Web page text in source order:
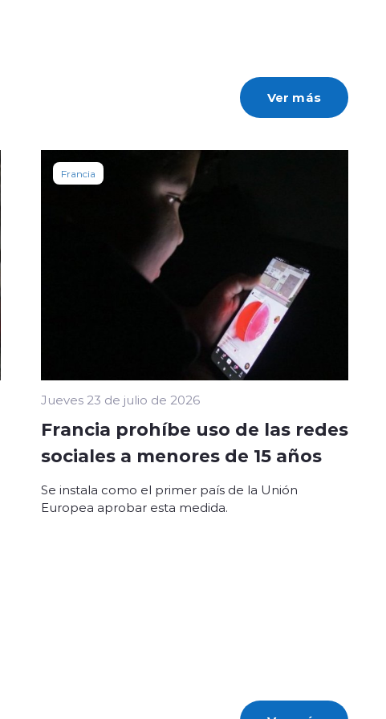
Ver más
Francia
Jueves 23 de julio de 2026
Francia prohíbe uso de las redes
sociales a menores de 15 años
Se instala como el primer país de la Unión
Europea aprobar esta medida.